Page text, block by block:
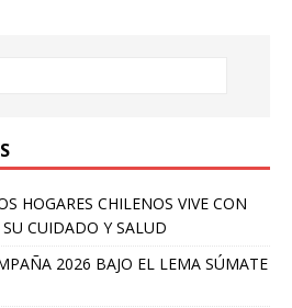
HOGARES CHILENOS VIVE CON
CUIDADO Y SALUD
2026 BAJO EL LEMA SÚMATE